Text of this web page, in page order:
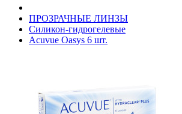
ПРОЗРАЧНЫЕ ЛИНЗЫ
Силикон-гидрогелевые
Acuvue Oasys 6 шт.